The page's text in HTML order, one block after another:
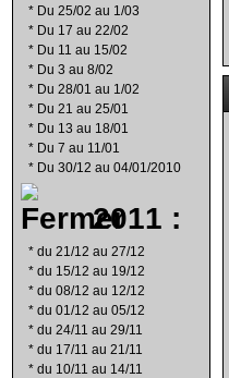
* Du 25/02 au 1/03
* Du 17 au 22/02
* Du 11 au 15/02
* Du 3 au 8/02
* Du 28/01 au 1/02
* Du 21 au 25/01
* Du 13 au 18/01
* Du 7 au 11/01
* Du 30/12 au 04/01/2010
2011 :
* du 21/12 au 27/12
* du 15/12 au 19/12
* du 08/12 au 12/12
* du 01/12 au 05/12
* du 24/11 au 29/11
* du 17/11 au 21/11
* du 10/11 au 14/11